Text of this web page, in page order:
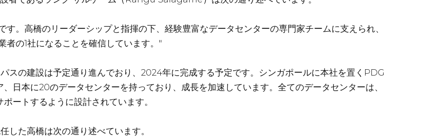
。高橋のリーダーシップと指揮の下、経験豊富なデータセンターの専門家チームに支えられ、
の1社になることを確信しています。"
スの建設は予定通り進んでおり、2024年に完成する予定です。シンガポールに本社を置くPDG
日本に20のデータセンターを持っており、成長を加速しています。全てのデータセンターは、
ートするように設計されています。
した高橋は次の通り述べています。